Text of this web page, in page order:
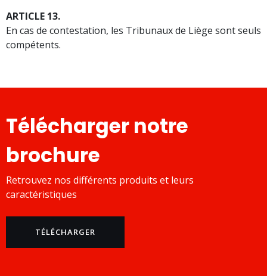
ARTICLE 13.
En cas de contestation, les Tribunaux de Liège sont seuls
compétents.
Télécharger notre
brochure
Retrouvez nos différents produits et leurs
caractéristiques
TÉLÉCHARGER